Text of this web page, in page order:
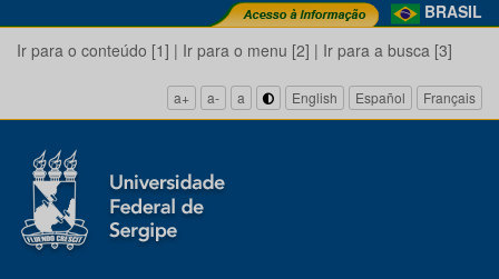
BRASIL
Ir para o conteúdo [1] | Ir para o menu [2] | Ir para a busca [3]
a+ a- a English Español Français